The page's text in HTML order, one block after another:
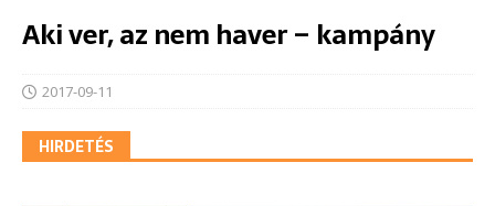
Aki ver, az nem haver – kampány
2017-09-11
HIRDETÉS